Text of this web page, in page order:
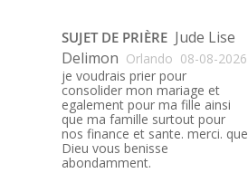
SUJET DE PRIÈRE Jude Lise
Delimon Orlando 08-08-2026
je voudrais prier pour
consolider mon mariage et
egalement pour ma fille ainsi
que ma famille surtout pour
nos finance et sante. merci. que
Dieu vous benisse
abondamment.